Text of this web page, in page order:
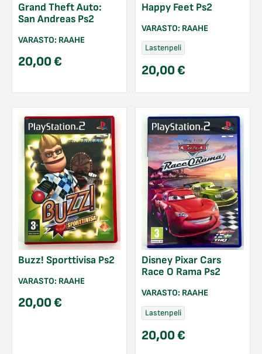
Grand Theft Auto:
San Andreas Ps2
VARASTO: RAAHE
20,00€
Happy Feet Ps2
VARASTO: RAAHE
Lastenpeli
20,00€
Buzz! Sporttivisa Ps2
VARASTO: RAAHE
20,00€
Disney Pixar Cars
Race O Rama Ps2
VARASTO: RAAHE
Lastenpeli
20,00€